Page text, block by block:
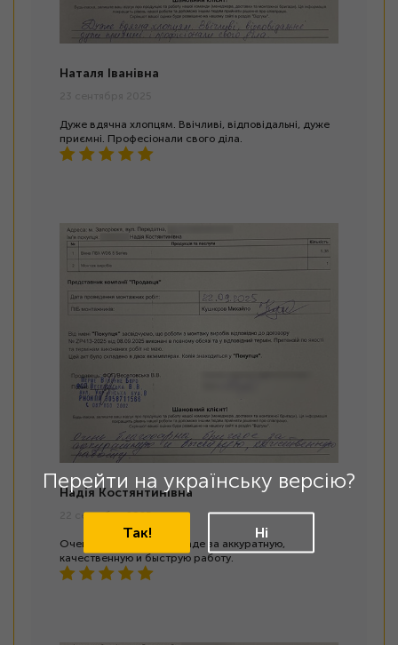
Наталя Іванівна
Дуже вдячна хлопцям. Ввічливі, відповідальні, дуже
приємні. Професіонали свого діла.
Надія Костянтинівна
22 сентября 2025
Очень благодарна бригаде за аккуратную,
качественную и быструю работу.
Перейти на українську версію?
Так! Ні